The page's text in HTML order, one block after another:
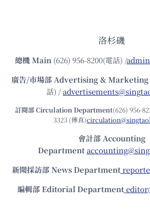
洛杉磯
總機Main (626) 956-8200(電話) /
廣告/市場部Advertising & Marketing
話) /
訂閱部 Circulation Department(626) 956-
3323 (傳真)
會計部 Accounting
Department
新聞採訪部 News Department
編輯部 Editorial Department